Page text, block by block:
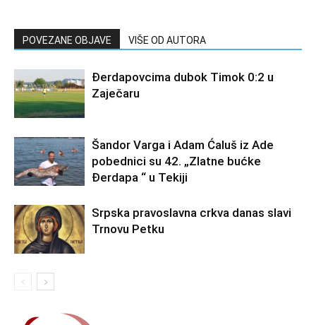
POVEZANE OBJAVE VIŠE OD AUTORA
Đerdapovcima dubok Timok 0:2 u
Zaječaru
Šandor Varga i Adam Ćaluš iz Ade
pobednici su 42. „Zlatne bućke
Đerdapa “ u Tekiji
Srpska pravoslavna crkva danas slavi
Trnovu Petku